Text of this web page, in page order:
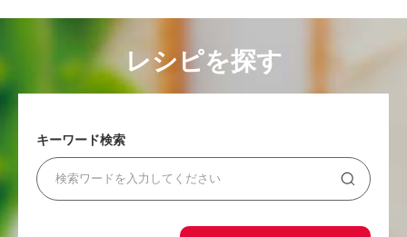
レシピを探す
キーワード検索